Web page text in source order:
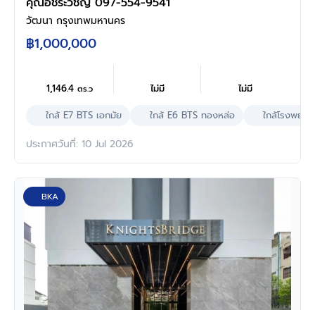
วัฒนา กรุงเทพมหานคร
฿1,000,000
1,146.4ตร.ว ไม่มี
ไม่มี
ใกล้ E7 BTS เอกมัย
ใกล้ E6 BTS ทองหล่อ ใกล้โรงพยาบ
ประกาศวันที่: 10 Jul 2026
BKA